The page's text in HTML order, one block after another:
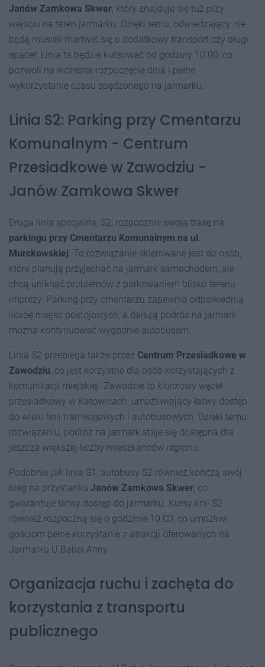
Janów Zamkowa Skwer, który znajduje się tuż przy
wejściu na teren jarmarku. Dzięki temu, odwiedzający nie
będą musieli martwić się o dodatkowy transport czy długi
spacer. Linia ta będzie kursować od godziny 10.00, co
pozwoli na wczesne rozpoczęcie dnia i pełne
wykorzystanie czasu spędzonego na jarmarku.
Linia S2: Parking przy Cmentarzu
Komunalnym - Centrum
Przesiadkowe w Zawodziu -
Janów Zamkowa Skwer
Druga linia specjalna, S2, rozpocznie swoją trasę na
parkingu przy Cmentarzu Komunalnym na ul.
Murckowskiej. To rozwiązanie skierowane jest do osób,
które planują przyjechać na jarmark samochodem, ale
chcą uniknąć problemów z parkowaniem blisko terenu
imprezy. Parking przy cmentarzu zapewnia odpowiednią
liczbę miejsc postojowych, a dalszą podróż na jarmark
można kontynuować wygodnie autobusem.
Linia S2 przebiega także przez Centrum Przesiadkowe w
Zawodziu, co jest korzystne dla osób korzystających z
komunikacji miejskiej. Zawodzie to kluczowy węzeł
przesiadkowy w Katowicach, umożliwiający łatwy dostęp
do wielu linii tramwajowych i autobusowych. Dzięki temu
rozwiązaniu, podróż na jarmark staje się dostępna dla
jeszcze większej liczby mieszkańców regionu.
Podobnie jak linia S1, autobusy S2 również kończą swój
bieg na przystanku Janów Zamkowa Skwer, co
gwarantuje łatwy dostęp do jarmarku. Kursy linii S2
również rozpoczną się o godzinie 10.00, co umożliwi
gościom pełne korzystanie z atrakcji oferowanych na
Jarmarku U Babci Anny.
Organizacja ruchu i zachęta do
korzystania z transportu
publicznego